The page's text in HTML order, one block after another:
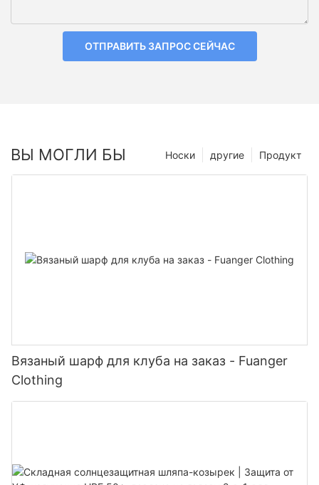
ОТПРАВИТЬ ЗАПРОС СЕЙЧАС
ВЫ МОГЛИ БЫ Продукт
другие
Носки
Вязаный шарф для клуба на заказ - Fuanger
Clothing